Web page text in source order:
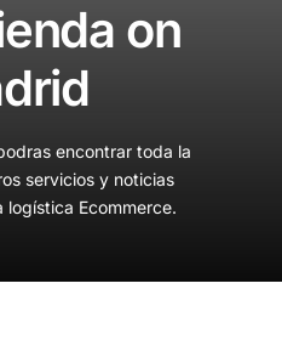
on
encontrar toda la
servicios y noticias
Ecommerce.